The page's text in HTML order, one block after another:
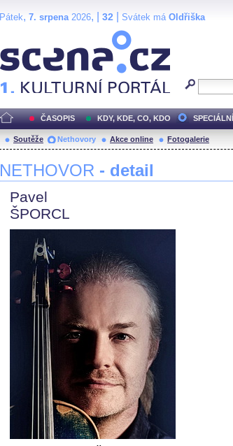
Pátek, 7. srpena2026, | 32 Svátek má Oldřiška
ČASOPIS KDY, KDE, CO, KDO SPECIÁLNÍ
Soutěže Nethovory Akce online Fotogalerie
NETHOVOR - detail
Pavel
ŠPORCL